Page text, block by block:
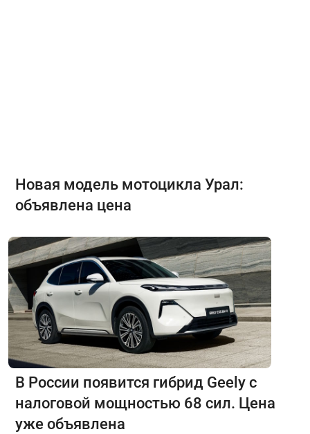
Новая модель мотоцикла Урал:
объявлена цена
В России появится гибрид Geely с
налоговой мощностью 68 сил. Цена
уже объявлена